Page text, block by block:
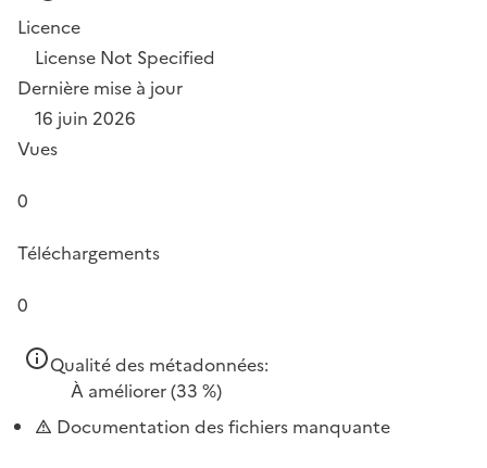
Licence
License Not Specified
Dernière mise à jour
16 juin 2026
Vues
0
Téléchargements
0
Qualité des métadonnées:
À améliorer(33 %)
Documentation des fichiers manquante